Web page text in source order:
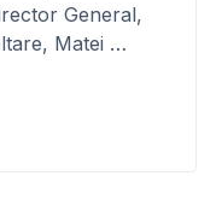
General,
Matei …